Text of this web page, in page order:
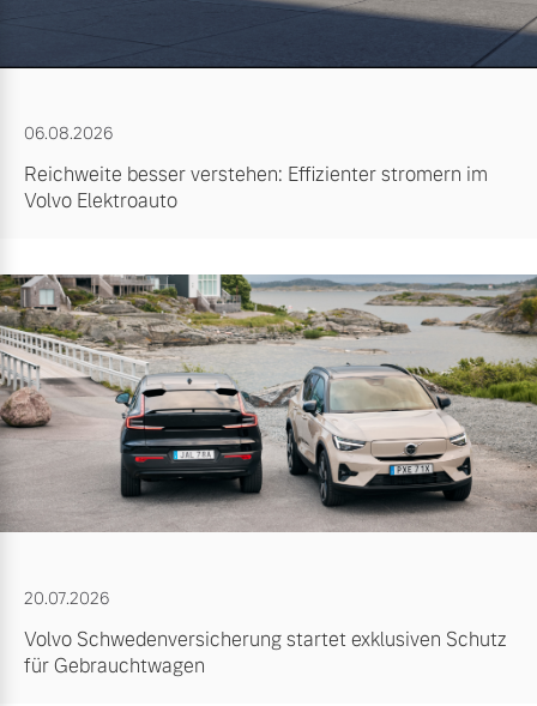
06.08.2026
Reichweite besser verstehen: Effizienter stromern im
Volvo Elektroauto
20.07.2026
Volvo Schwedenversicherung startet exklusiven Schutz
für Gebrauchtwagen